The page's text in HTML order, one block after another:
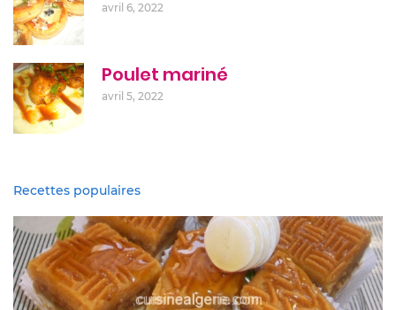
avril 6, 2022
Poulet mariné
avril 5, 2022
Recettes populaires